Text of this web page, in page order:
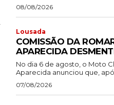
08/08/2026
Lousada
COMISSÃO DA
APARECIDA
No dia 6 de agosto, o Moto
Aparecida anunciou que,
07/08/2026